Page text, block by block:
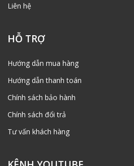
Liên hệ
HỖ TRỢ
Hướng dẫn mua hàng
Hướng dẫn thanh toán
Chính sách bảo hành
Chính sách đổi trả
Tư vấn khách hàng